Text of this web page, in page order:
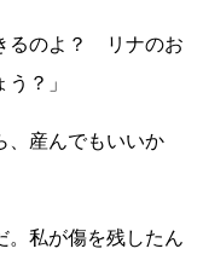
るのよ？ リナのお
？」
、産んでもいいか
。私が傷を残したん